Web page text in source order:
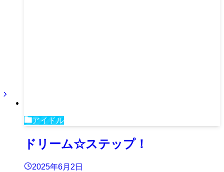
アイドル
ドリーム☆ステップ！
2025年6月2日